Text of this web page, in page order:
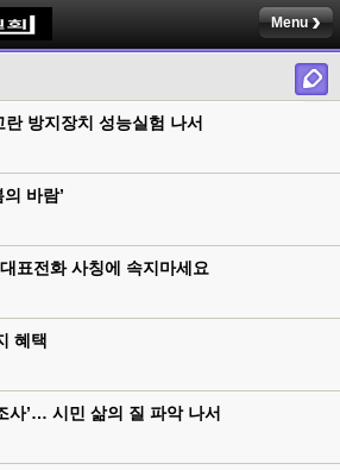
Menu
방지장치 성능실험 나서
바람’
표전화 사칭에 속지마세요
혜택
사’… 시민 삶의 질 파악 나서